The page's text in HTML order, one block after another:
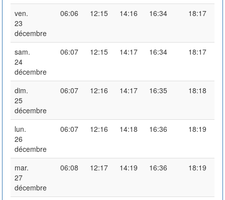
ven.
23
décembre
06:06 12:15 14:16 16:34 18:17
sam.
24
décembre
06:07 12:15 14:17 16:34 18:17
dim.
25
décembre
06:07 12:16 14:17 16:35 18:18
lun.
26
décembre
06:07 12:16 14:18 16:36 18:19
mar.
27
décembre
06:08 12:17 14:19 16:36 18:19